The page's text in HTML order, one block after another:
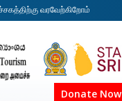
வரவேற்கிறோம்
Donate Now